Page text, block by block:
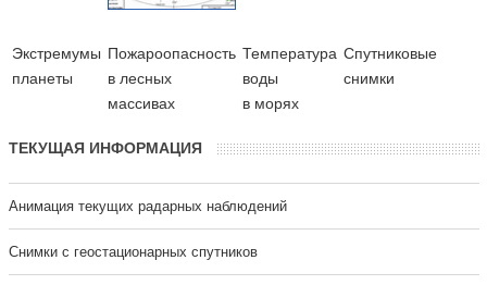
Экстремумы
планеты
Пожароопасность
в лесных
массивах
Температура
воды
в морях
Cпутниковые
снимки
ТЕКУЩАЯ ИНФОРМАЦИЯ
Анимация текущих радарных наблюдений
Cнимки с геостационарных спутников